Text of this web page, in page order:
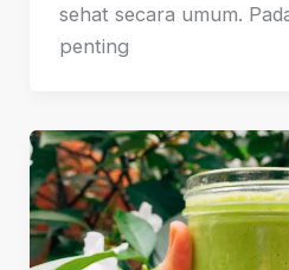
sehat secara umum.
penting